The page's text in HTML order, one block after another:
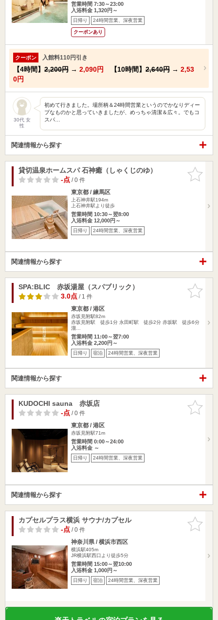
営業時間 7:30～23:00
入浴料金 1,320円～
日帰り 24時間営業、深夜営業
クーポンあり
クーポン 入館料110円引き
【4時間】 2,200円 → 2,090円 【10時間】 2,640円 → 2,53
0円
30代 女
性
初めて行きました。場所柄＆24時間営業というのでかなりディー
プなものかと思っていきましたが、めっちゃ清潔＆広々。でもコ
スパ…
関連情報から探す
お気に入
りに追加
貸切温泉ホームスパ 石神癒（しゃくじのゆ）
-点/ 0 件
東京都 / 練馬区
上石神井駅194m
上石神井駅より徒歩
営業時間 10:30～翌8:00
入浴料金 12,000円～
日帰り 24時間営業、深夜営業
関連情報から探す
お気に入
りに追加
SPA:BLIC 赤坂湯屋（スパブリック）
3.0点/ 1 件
東京都 / 港区
赤坂見附駅82m
赤坂見附駅 徒歩1分 永田町駅 徒歩2分 赤坂駅 徒歩6分
溜…
営業時間 11:00～翌7:00
入浴料金 2,200円～
日帰り 宿泊 24時間営業、深夜営業
関連情報から探す
お気に入
りに追加
KUDOCHI sauna 赤坂店
-点/ 0 件
東京都 / 港区
赤坂見附駅71m
営業時間 0:00～24:00
入浴料金 ～
日帰り 24時間営業、深夜営業
関連情報から探す
お気に入
りに追加
カプセルプラス横浜 サウナ/カプセル
-点/ 0 件
神奈川県 / 横浜市西区
横浜駅405m
JR横浜駅西口より徒歩5分
営業時間 15:00～翌10:00
入浴料金 1,000円～
日帰り 宿泊 24時間営業、深夜営業